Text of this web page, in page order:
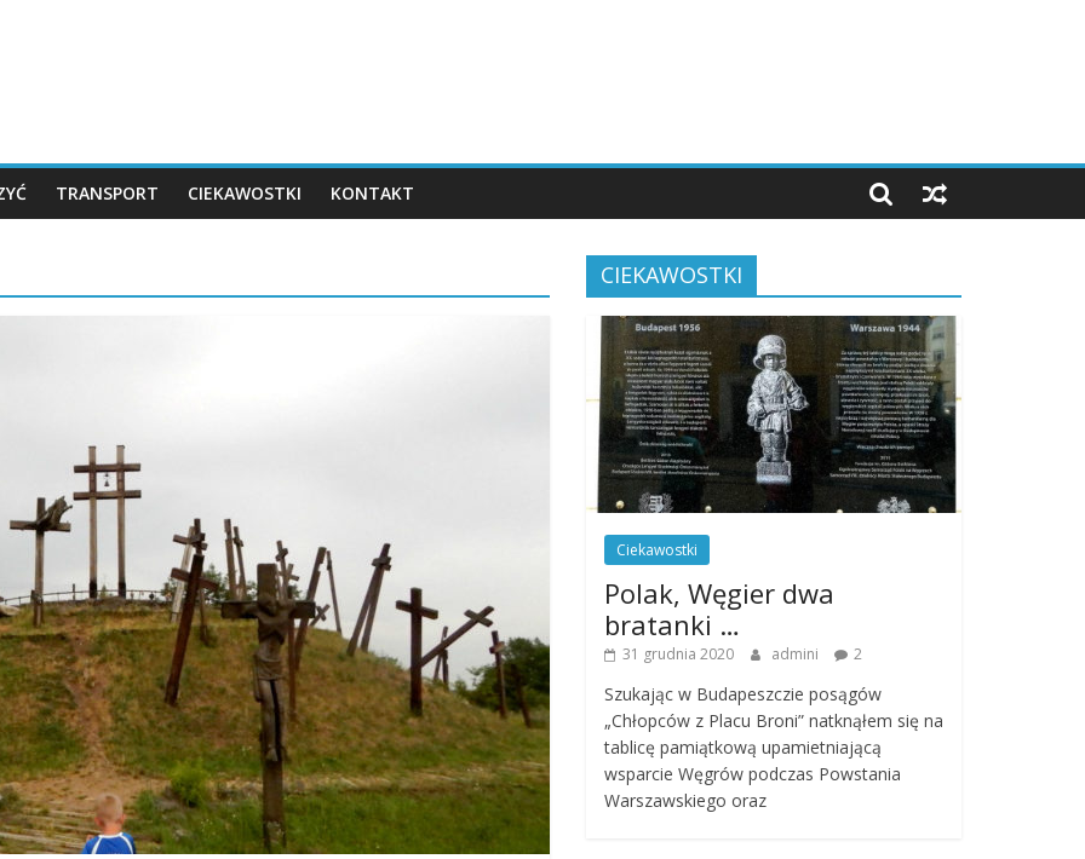
TRANSPORT CIEKAWOSTKI KONTAKT
CIEKAWOSTKI
Ciekawostki
Polak, Węgier dwa
bratanki …
31 grudnia 2020 admini 2
Szukając w Budapeszczie posągów
„Chłopców z Placu Broni” natknąłem się na
tablicę pamiątkową upamietniającą
wsparcie Węgrów podczas Powstania
Warszawskiego oraz